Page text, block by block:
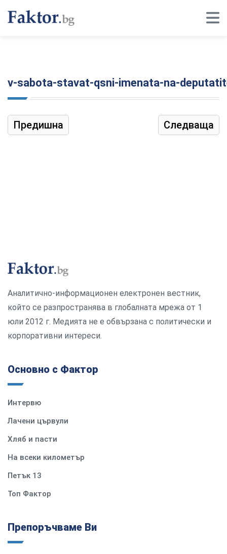
v-sabota-stavat-qsni-imenata-na-
Предишна Следваща
Аналитично-информационен електронен вестник,
който се разпространява в глобалната мрежа от 1
юли 2012 г. Медията не е обвързана с политически и
корпоративни интереси.
Основно с Фактор
Интервю
Лачени цървули
Хляб и пасти
На всеки километър
Петък 13
Топ Фактор
Препоръчваме Ви